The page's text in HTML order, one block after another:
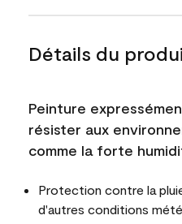
Détails du
Peinture
résister aux
comme la forte
Protection contre la
d'autres conditions